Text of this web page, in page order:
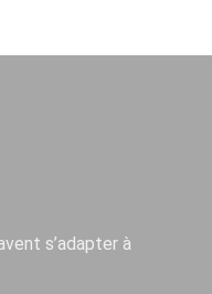
s’adapter à